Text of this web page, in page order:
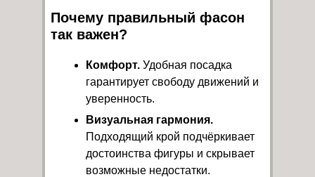
Почему правильный фасон
так важен?
Комфорт. Удобная посадка
гарантирует свободу движений и
уверенность.
Визуальная гармония.
Подходящий крой подчёркивает
достоинства фигуры и скрывает
возможные недостатки.